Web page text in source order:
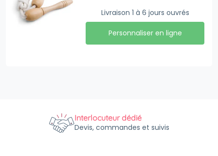
Livraison 1 à 6 jours ouvrés
Personnaliser en ligne
Interlocuteur dédié
Devis, commandes et suivis